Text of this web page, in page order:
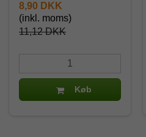
11,12 DKK
8,90 DKK
(inkl. moms)
Køb